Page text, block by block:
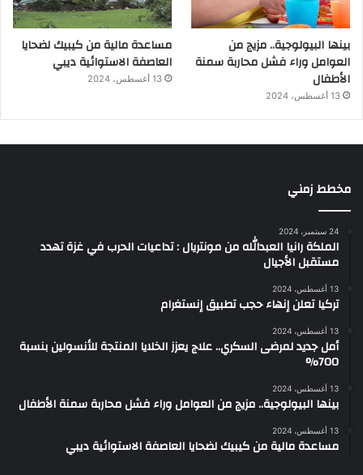
بينها البيولوجية.. مزيج من
العوامل وراء فشل محاربة سمنة
الأطفال
13 أغسطس، 2024
مساعدة مالية من كيبيك لضحايا
العاصفة الاستوائية ديبي
13 أغسطس، 2024
مخطط زمني
24 سبتمبر، 2024
الملكة رانيا العبدالله من مونتريال : تداعيات الحرب في غزة تهدد
مستقبل الأجيال
13 أغسطس، 2024
تركيا تعلن إنهاء حجب تطبيق إنستغرام
13 أغسطس، 2024
أمل جديد لمرضى السكري.. علاج يعزز الخلايا المنتجة للأنسولين بنسبة
700%
13 أغسطس، 2024
بينها البيولوجية.. مزيج من العوامل وراء فشل محاربة سمنة الأطفال
13 أغسطس، 2024
مساعدة مالية من كيبيك لضحايا العاصفة الاستوائية ديبي